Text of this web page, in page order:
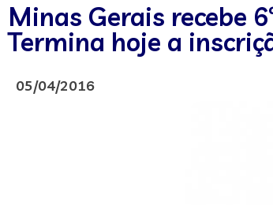
Minas Gerais recebe
Termina hoje a
05/04/2016